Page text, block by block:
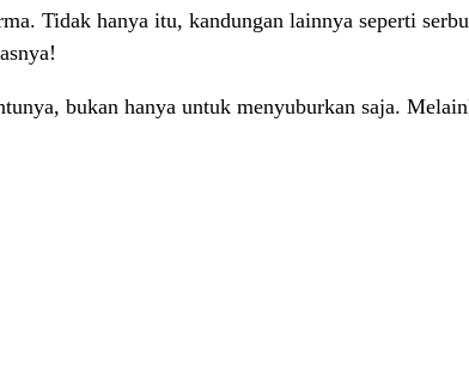
Tidak hanya itu, kandungan lainnya seperti
bukan hanya untuk menyuburkan saja.